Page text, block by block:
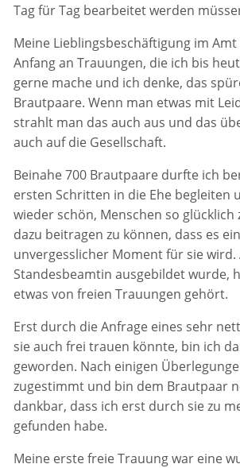
Tag für Tag bearbeitet werden
Meine Lieblingsbeschäftigung im
Anfang an Trauungen, die ich bis
gerne mache und ich denke, das
Brautpaare. Wenn man etwas mit
strahlt man das auch aus und das
auch auf die Gesellschaft.
Beinahe 700 Brautpaare durfte ich
ersten Schritten in die Ehe begleiten
wieder schön, Menschen so glücklich
dazu beitragen zu können, dass es
unvergesslicher Moment für sie wird.
Standesbeamtin ausgebildet wurde,
etwas von freien Trauungen gehört.
Erst durch die Anfrage eines sehr
sie auch frei trauen könnte, bin ich
geworden. Nach einigen
zugestimmt und bin dem Brautpaar
dankbar, dass ich erst durch sie zu
gefunden habe.
Meine erste freie Trauung war eine